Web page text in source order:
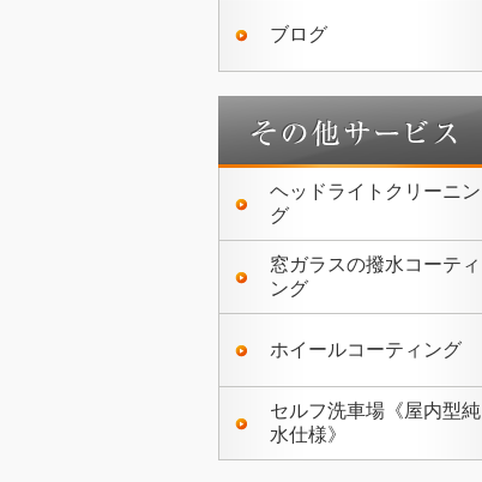
ブログ
ヘッドライトクリーニン
グ
窓ガラスの撥水コーティ
ング
ホイールコーティング
セルフ洗車場《屋内型純
水仕様》